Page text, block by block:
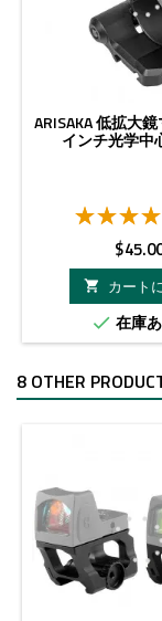
ARISAKA 低拡大
インチ光学中
価
格

カート
 在庫
8 OTHER